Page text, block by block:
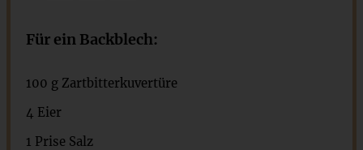
Für ein Backblech:
100 gZartbitterkuvertüre
4 Eier
1 Prise Salz